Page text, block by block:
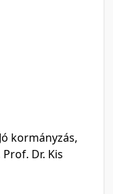
kormányzás,
Dr. Kis